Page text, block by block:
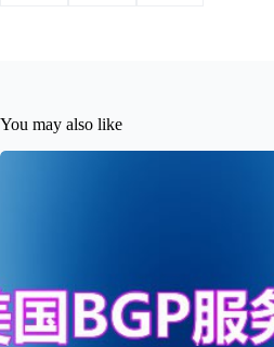
You may also like